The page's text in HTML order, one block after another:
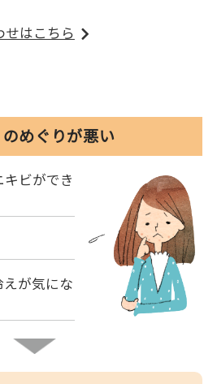
せはこちら
のめぐりが悪い
ビができ
が気にな